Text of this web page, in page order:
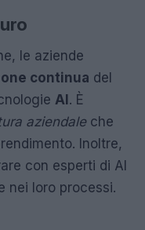
le aziende
continua del
AI. È
aziendaleche
Inoltre,
con esperti di AI
nei loro processi.